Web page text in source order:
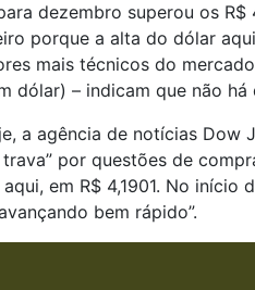
dezembro superou os
porque a alta do dólar
mais técnicos do
dólar) – indicam que não
a agência de notícias Dow
trava” por questões de
em R$ 4,1901. No
bem rápido”.